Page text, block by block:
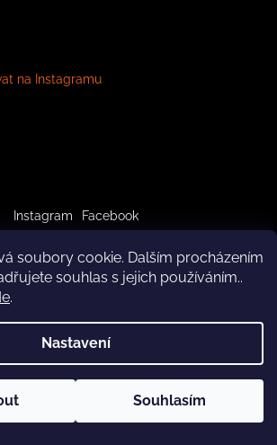
soubory cookie. Dalším procházením
souhlas s jejich používáním..
.
Nastavení
Souhlasím
budeme produkty doručovat až po
na Instagramu
Instagram Facebook
crazypaws.cz
Upravit nastavení cookies